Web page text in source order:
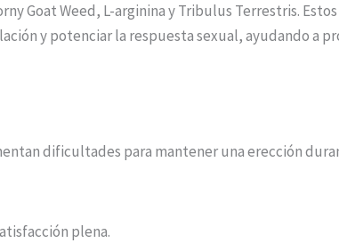
Goat Weed, L-arginina y Tribulus Terrestris.
y potenciar la respuesta sexual, ayudando a
dificultades para mantener una erección
plena.